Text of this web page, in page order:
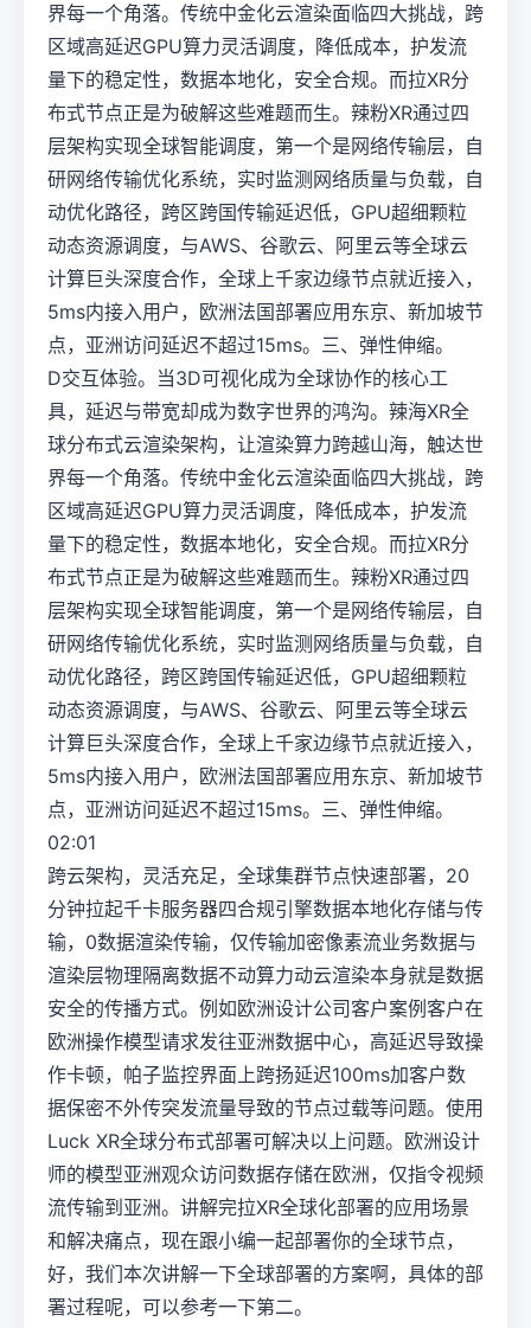
界每一个角落。传统中金化云渲染面临四大挑战，跨
区域高延迟GPU算力灵活调度，降低成本，护发流
量下的稳定性，数据本地化，安全合规。而拉XR分
布式节点正是为破解这些难题而生。辣粉XR通过四
层架构实现全球智能调度，第一个是网络传输层，自
研网络传输优化系统，实时监测网络质量与负载，自
动优化路径，跨区跨国传输延迟低，GPU超细颗粒
动态资源调度，与AWS、谷歌云、阿里云等全球云
计算巨头深度合作，全球上千家边缘节点就近接入，
5ms内接入用户，欧洲法国部署应用东京、新加坡节
点，亚洲访问延迟不超过15ms。三、弹性伸缩。
D交互体验。当3D可视化成为全球协作的核心工
具，延迟与带宽却成为数字世界的鸿沟。辣海XR全
球分布式云渲染架构，让渲染算力跨越山海，触达世
界每一个角落。传统中金化云渲染面临四大挑战，跨
区域高延迟GPU算力灵活调度，降低成本，护发流
量下的稳定性，数据本地化，安全合规。而拉XR分
布式节点正是为破解这些难题而生。辣粉XR通过四
层架构实现全球智能调度，第一个是网络传输层，自
研网络传输优化系统，实时监测网络质量与负载，自
动优化路径，跨区跨国传输延迟低，GPU超细颗粒
动态资源调度，与AWS、谷歌云、阿里云等全球云
计算巨头深度合作，全球上千家边缘节点就近接入，
5ms内接入用户，欧洲法国部署应用东京、新加坡节
点，亚洲访问延迟不超过15ms。三、弹性伸缩。
02:01
跨云架构，灵活充足，全球集群节点快速部署，20
分钟拉起千卡服务器四合规引擎数据本地化存储与传
输，0数据渲染传输，仅传输加密像素流业务数据与
渲染层物理隔离数据不动算力动云渲染本身就是数据
安全的传播方式。例如欧洲设计公司客户案例客户在
欧洲操作模型请求发往亚洲数据中心，高延迟导致操
作卡顿，帕子监控界面上跨扬延迟100ms加客户数
据保密不外传突发流量导致的节点过载等问题。使用
Luck XR全球分布式部署可解决以上问题。欧洲设计
师的模型亚洲观众访问数据存储在欧洲，仅指令视频
流传输到亚洲。讲解完拉XR全球化部署的应用场景
和解决痛点，现在跟小编一起部署你的全球节点，
好，我们本次讲解一下全球部署的方案啊，具体的部
署过程呢，可以参考一下第二。